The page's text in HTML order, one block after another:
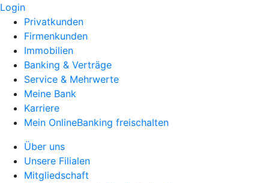
Login
Privatkunden
Firmenkunden
Immobilien
Banking & Verträge
Service & Mehrwerte
Meine Bank
Karriere
Mein OnlineBanking freischalten
Über uns
Unsere Filialen
Mitgliedschaft